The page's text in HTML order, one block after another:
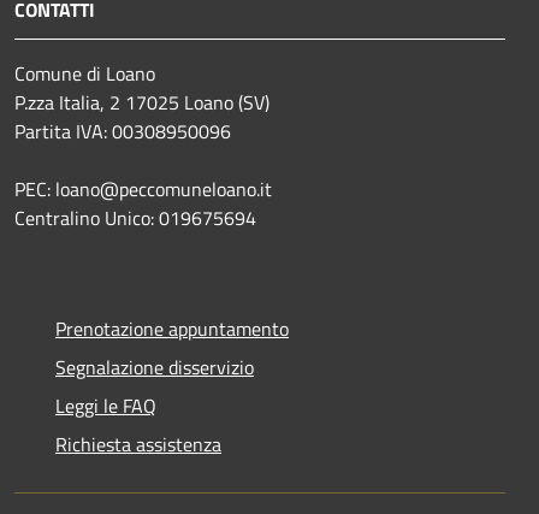
CONTATTI
Comune di Loano
P.zza Italia, 2 17025 Loano (SV)
Partita IVA: 00308950096
PEC: loano@peccomuneloano.it
Centralino Unico: 019675694
Prenotazione appuntamento
Segnalazione disservizio
Leggi le FAQ
Richiesta assistenza